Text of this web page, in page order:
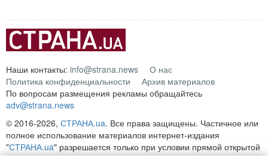
Наши контакты: info@strana.news
О нас
Политика конфиденциальности
Архив материалов
По вопросам размещения рекламы обращайтесь
adv@strana.news
© 2016-2026, СТРАНА.ua. Все права защищены. Частичное или
полное использование материалов интернет-издания
"СТРАНА.ua" разрешается только при условии прямой открытой
для поисковых систем гиперссылки на непосредственный адрес